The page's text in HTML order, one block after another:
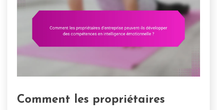
Comment les propriétaires